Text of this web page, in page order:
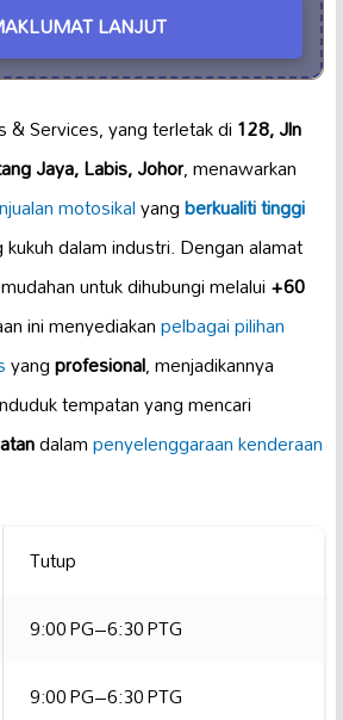
LANJUT
Services, yang terletak di128, Jln
Jaya, Labis, Johor, menawarkan
motosikalyangberkualiti tinggi
dalam industri. Dengan alamat
untuk dihubungi melalui+60
ini menyediakanpelbagai pilihan
yangprofesional, menjadikannya
tempatan yang mencari
dalampenyelenggaraan kenderaan
Tutup
9:00 PG–6:30 PTG
9:00 PG–6:30 PTG